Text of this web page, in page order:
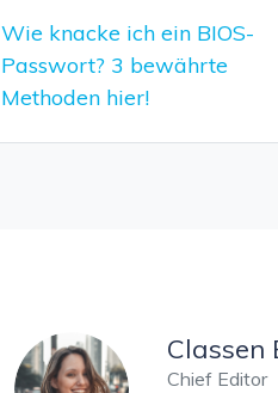
Wie knacke ich ein BIOS-
Passwort? 3 bewährte
Methoden hier!
Classen
Chief Editor